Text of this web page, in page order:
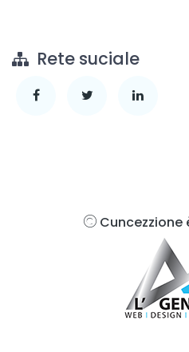
Rete suciale
Cuncezzione